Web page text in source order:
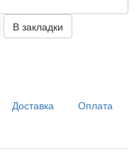
В закладки
Доставка Оплата